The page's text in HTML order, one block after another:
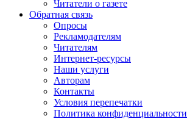
Читатели о газете
Обратная связь
Опросы
Рекламодателям
Читателям
Интернет-ресурсы
Наши услуги
Авторам
Контакты
Условия перепечатки
Политика конфиденциальности